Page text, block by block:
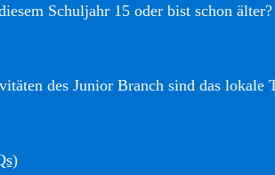
Schuljahr 15 oder bist schon
des Junior Branch sind das lokale